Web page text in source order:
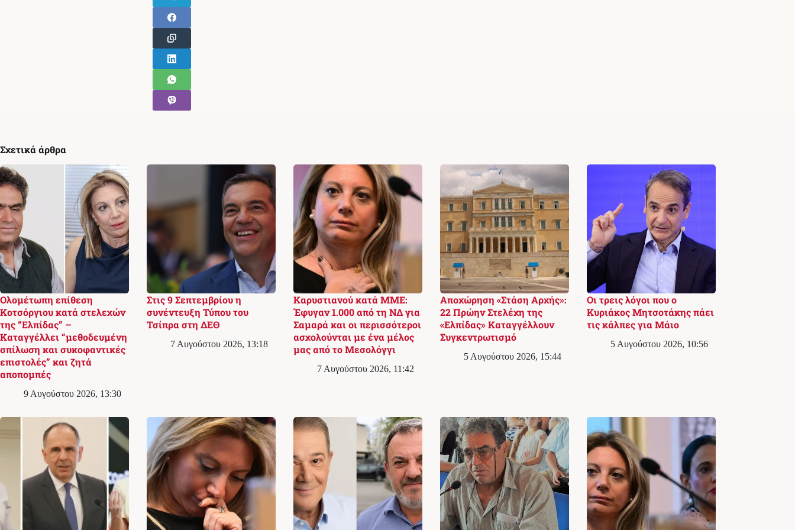
Σχετικά άρθρα
Ολομέτωπη επίθεση
Κοτσόργιου κατά στελεχών
της “Ελπίδας” –
Καταγγέλλει “μεθοδευμένη
σπίλωση και συκοφαντικές
επιστολές” και ζητά
αποπομπές
9 Αυγούστου 2026, 13:30
Στις 9 Σεπτεμβρίου η
συνέντευξη Τύπου του
Τσίπρα στη ΔΕΘ
7 Αυγούστου 2026, 13:18
Καρυστιανού κατά ΜΜΕ:
Έφυγαν 1.000 από τη ΝΔ για
Σαμαρά και οι περισσότεροι
ασχολούνται με ένα μέλος
μας από το Μεσολόγγι
7 Αυγούστου 2026, 11:42
Αποχώρηση «Στάση Αρχής»:
22 Πρώην Στελέχη της
«Ελπίδας» Καταγγέλλουν
Συγκεντρωτισμό
5 Αυγούστου 2026, 15:44
Οι τρεις λόγοι που ο
Κυριάκος Μητσοτάκης πάει
τις κάλπες για Μάιο
5 Αυγούστου 2026, 10:56